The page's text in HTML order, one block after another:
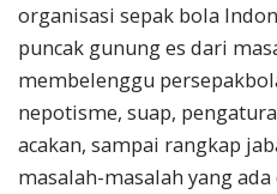
organisasi sepak bola
puncak gunung es dari
membelenggu
nepotisme, suap,
acakan, sampai rangkap
masalah-masalah yang